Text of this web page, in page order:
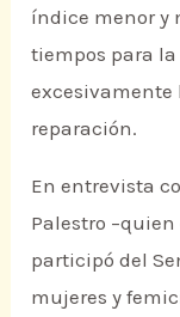
índice menor y
tiempos para
excesivamente
reparación.
En entrevista
Palestro
participó del
mujeres y